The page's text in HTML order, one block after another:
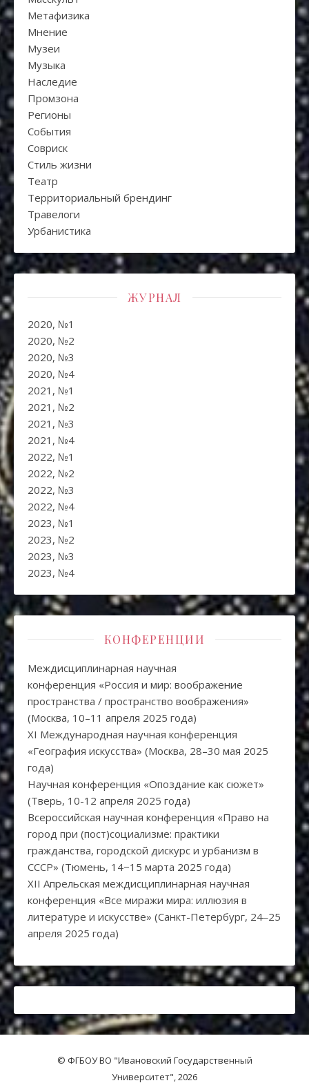
Метафизика
Мнение
Музеи
Музыка
Наследие
Промзона
Регионы
События
Совриск
Стиль жизни
Театр
Территориальный брендинг
Травелоги
Урбанистика
ЖУРНАЛ
2020, №1
2020, №2
2020, №3
2020, №4
2021, №1
2021, №2
2021, №3
2021, №4
2022, №1
2022, №2
2022, №3
2022, №4
2023, №1
2023, №2
2023, №3
2023, №4
КОНФЕРЕНЦИИ
Междисциплинарная научная
конференция «Россия и мир: воображение
пространства / пространство воображения»
(Москва, 10–11 апреля 2025 года)
XI Международная научная конференция
«География искусства» (Москва, 28–30 мая 2025
года)
Научная конференция «Опоздание как сюжет»
(Тверь, 10-12 апреля 2025 года)
Всероссийская научная конференция «Право на
город при (пост)социализме: практики
гражданства, городской дискурс и урбанизм в
СССР» (Тюмень, 14−15 марта 2025 года)
XII Апрельская междисциплинарная научная
конференция «Все миражи мира: иллюзия в
литературе и искусстве» (Санкт-Петербург, 24‒25
апреля 2025 года)
© ФГБОУ ВО "Ивановский Государственный
Университет", 2026